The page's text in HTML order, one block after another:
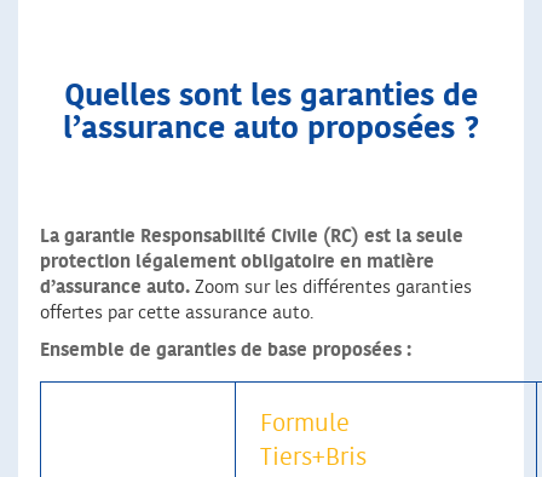
Quelles sont les garanties de
l’assurance auto proposées ?
La garantie Responsabilité Civile (RC) est la seule
protection légalement obligatoire en matière
d’assurance auto. Zoom sur les différentes garanties
offertes par cette assurance auto.
Ensemble de garanties de base proposées :
Formule
Tiers+Bris